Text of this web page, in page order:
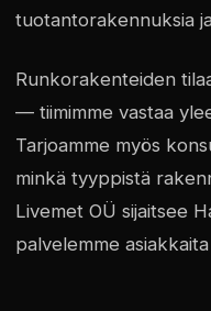
tuotantorakennuksia
Runkorakenteiden
— tiimimme vastaa
Tarjoamme myös
minkä tyyppistä
Livemet OÜ sijaitsee
palvelemme